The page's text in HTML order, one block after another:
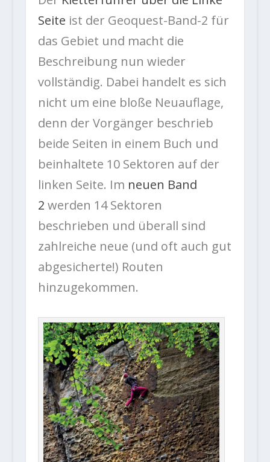
Seite ist der Geoquest-Band-2 für
das Gebiet und macht die
Beschreibung nun wieder
vollständig. Dabei handelt es sich
nicht um eine bloße Neuauflage,
denn der Vorgänger beschrieb
beide Seiten in einem Buch und
beinhaltete 10 Sektoren auf der
linken Seite. Im neuen Band
2 werden 14 Sektoren
beschrieben und überall sind
zahlreiche neue (und oft auch gut
abgesicherte!) Routen
hinzugekommen.